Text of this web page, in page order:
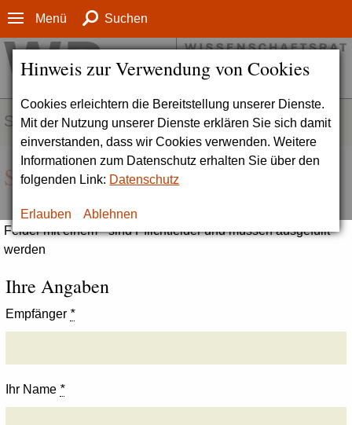
Hinweis zur Verwendung von Cookies
Cookies erleichtern die Bereitstellung unserer Dienste.
Mit der Nutzung unserer Dienste erklären Sie sich damit
einverstanden, dass wir Cookies verwenden. Weitere
Informationen zum Datenschutz erhalten Sie über den
folgenden Link: Datenschutz
Erlauben Ablehnen
Menü Suchen
SERVICE
Seite empfehlen
Felder mit einem * sind Pflichtfelder und müssen ausgefüllt
werden
Ihre Angaben
Empfänger *
Ihr Name *